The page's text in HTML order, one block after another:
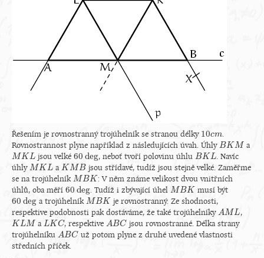
Řešením je rovnostranný trojúhelník se stranou délky 10cm
10cm .
Rovnostrannost plyne například z následujících úvah. Úhly BKM
BKM a
MKL
MKL jsou velké60 deg
60deg , neboť tvoří polovinu úhluBKL
BKL
. Navíc
úhly MKL
MKL aKMB
KMB
jsou střídavé, tudíž jsou stejně velké. Zaměřme
se na trojúhelník MBK
MBK
: V něm známe velikost dvou vnitřních
úhlů, oba měří 60 deg
60deg . Tudíž i zbývající úhel MBK
MBK musí být
60 deg
60deg a trojúhelník MBK
MBK
je rovnostranný. Ze shodnosti,
respektive podobnosti pak dostáváme, že také trojúhelníky AML
AML ,
KLM
KLM aLKC
LKC , respektiveABC
ABC
jsou rovnostranné. Délka strany
trojúhelníku ABC
ABC
už potom plyne z druhé uvedené vlastnosti
středních příček.